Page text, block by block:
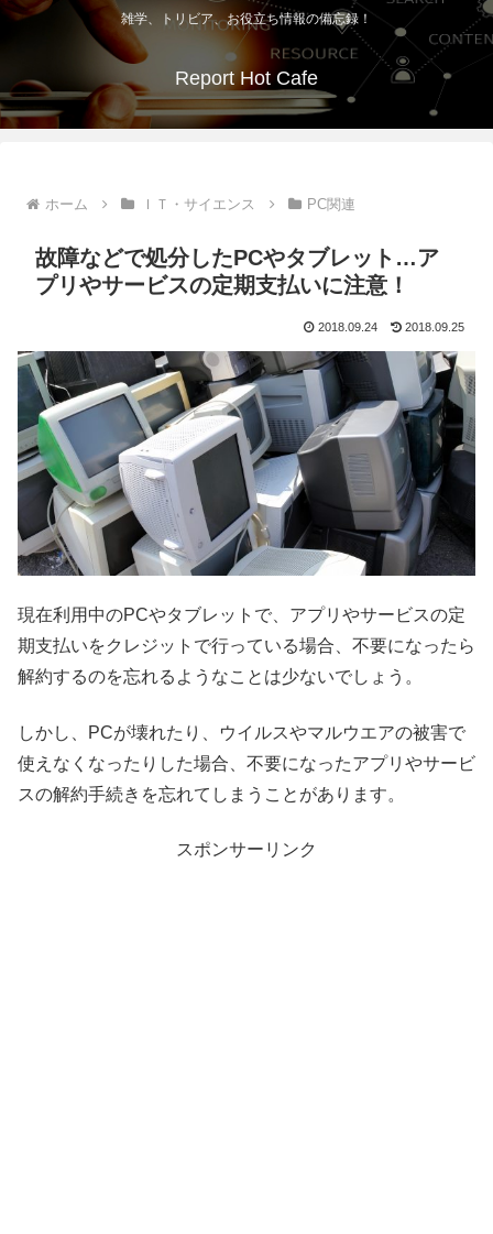
雑学、トリビア、お役立ち情報の備忘録！
Report Hot Cafe
ホーム ＩＴ・サイエンス PC関連
故障などで処分したPCやタブレット…ア
プリやサービスの定期支払いに注意！
2018.09.24 2018.09.25
現在利用中のPCやタブレットで、アプリやサービスの定
期支払いをクレジットで行っている場合、不要になったら
解約するのを忘れるようなことは少ないでしょう。
しかし、PCが壊れたり、ウイルスやマルウエアの被害で
使えなくなったりした場合、不要になったアプリやサービ
スの解約手続きを忘れてしまうことがあります。
スポンサーリンク